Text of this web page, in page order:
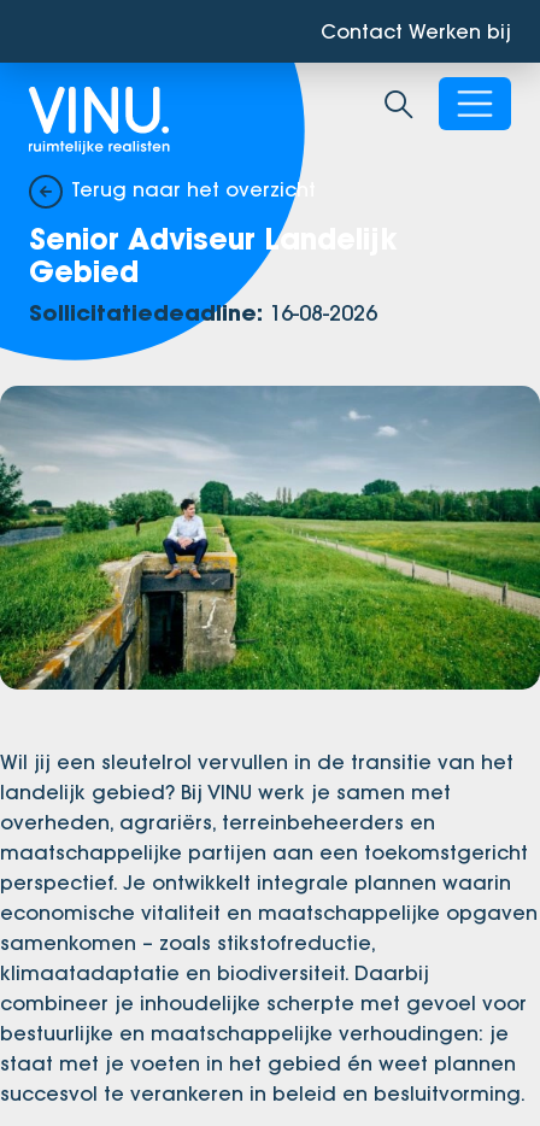
Contact Werken bij
Zoekbalk
Terug naar het overzicht
Senior Adviseur Landelijk
Gebied
Sollicitatiedeadline: 16-08-2026
Wil jij een sleutelrol vervullen in de transitie van het
landelijk gebied? Bij VINU werk je samen met
overheden, agrariërs, terreinbeheerders en
maatschappelijke partijen aan een toekomstgericht
perspectief. Je ontwikkelt integrale plannen waarin
economische vitaliteit en maatschappelijke opgaven
samenkomen – zoals stikstofreductie,
klimaatadaptatie en biodiversiteit. Daarbij
combineer je inhoudelijke scherpte met gevoel voor
bestuurlijke en maatschappelijke verhoudingen: je
staat met je voeten in het gebied én weet plannen
succesvol te verankeren in beleid en besluitvorming.